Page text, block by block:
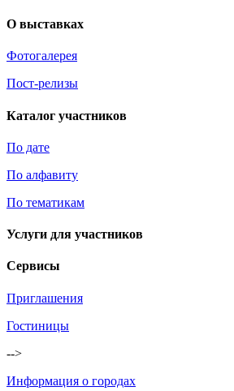
О выставках
Фотогалерея
Пост-релизы
Каталог участников
По дате
По алфавиту
По тематикам
Услуги для участников
Сервисы
Приглашения
Гостиницы
-->
Информация о городах